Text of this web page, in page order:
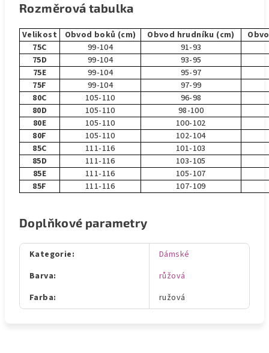
Rozměrová tabulka
Velikost Obvod boků (cm) Obvod hrudníku (cm)
75C
99-104
91-93
75D
99-104
93-95
75E
99-104
95-97
75F
99-104
97-99
80C
105-110
96-98
80D
105-110
98-100
80E
105-110
100-102
80F
105-110
102-104
85C
111-116
101-103
85D
111-116
103-105
85E
111-116
105-107
85F
111-116 107-109
Doplňkové parametry
Kategorie:
Dámské
Barva:
růžová
Farba: ružová